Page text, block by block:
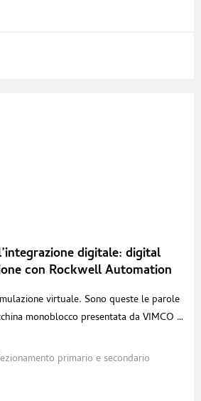
digitale: digital
con Rockwell Automation
virtuale. Sono queste le parole
monoblocco presentata da VIMCO a
integrato, riunisce in un’unica
primario e secondario